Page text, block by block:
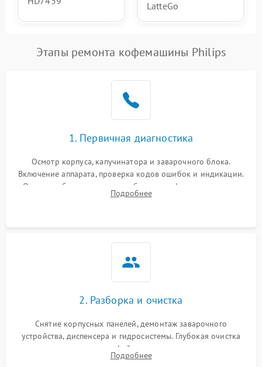
LatteGo
Этапы ремонта кофемашины Philips
1. Первичная диагностика
Осмотр корпуса, капучинатора и заварочного блока.
Включение аппарата, проверка кодов ошибок и индикации.
Оценка работы помпы, термоблока и кофемолки на слух.
Измерение температуры и давления воды для выявления
Подробнее
2. Разборка и очистка
Снятие корпусных панелей, демонтаж заварочного
устройства, диспенсера и гидросистемы. Глубокая очистка
внутренних узлов от кофейных масел, жмыха и накипи.
Промывка дренажных каналов и фильтров с использованием
Подробнее